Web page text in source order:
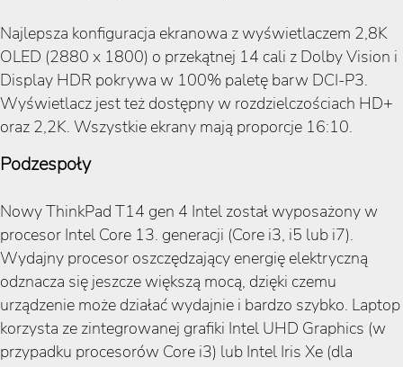
Najlepsza konfiguracja ekranowa z wyświetlaczem 2,8K
OLED (2880 x 1800) o przekątnej 14 cali z Dolby Vision i
Display HDR pokrywa w 100% paletę barw DCI-P3.
Wyświetlacz jest też dostępny w rozdzielczościach HD+
oraz 2,2K. Wszystkie ekrany mają proporcje 16:10.
Podzespoły
Nowy ThinkPad T14 gen 4 Intel został wyposażony w
procesor Intel Core 13. generacji (Core i3, i5 lub i7).
Wydajny procesor oszczędzający energię elektryczną
odznacza się jeszcze większą mocą, dzięki czemu
urządzenie może działać wydajnie i bardzo szybko. Laptop
korzysta ze zintegrowanej grafiki Intel UHD Graphics (w
przypadku procesorów Core i3) lub Intel Iris Xe (dla